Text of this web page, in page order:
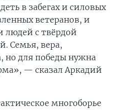
в забегах и силовых
ветеранов, и
людей с твёрдой
Семья, вера,
но для победы нужна
— сказал Аркадий
многоборье